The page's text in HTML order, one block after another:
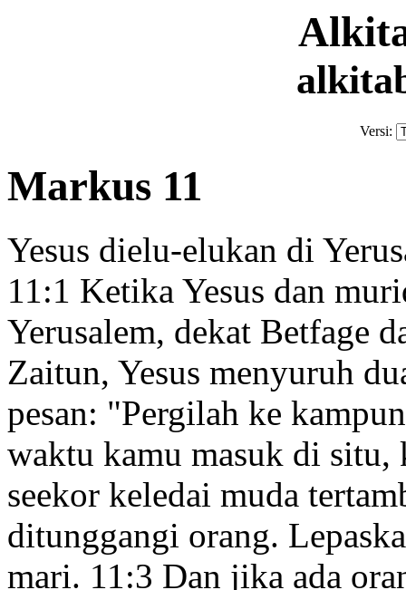
Versi:
Markus 11
Yesus dielu-elukan di
11:1 Ketika Yesus dan
Yerusalem, dekat Betfage
Zaitun, Yesus menyuruh
pesan: "Pergilah ke
waktu kamu masuk di situ,
seekor keledai muda
ditunggangi orang.
mari. 11:3 Dan jika ada